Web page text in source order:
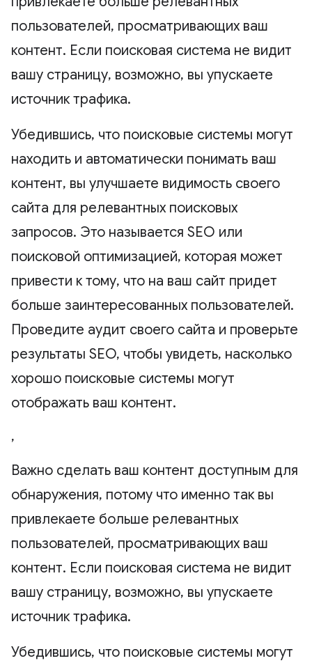
пользователей, просматривающих ваш
контент. Если поисковая система не видит
вашу страницу, возможно, вы упускаете
источник трафика.
Убедившись, что поисковые системы могут
находить и автоматически понимать ваш
контент, вы улучшаете видимость своего
сайта для релевантных поисковых
запросов. Это называется SEO или
поисковой оптимизацией, которая может
привести к тому, что на ваш сайт придет
больше заинтересованных пользователей.
Проведите аудит своего сайта и проверьте
результаты SEO, чтобы увидеть, насколько
хорошо поисковые системы могут
отображать ваш контент.
,
Важно сделать ваш контент доступным для
обнаружения, потому что именно так вы
привлекаете больше релевантных
пользователей, просматривающих ваш
контент. Если поисковая система не видит
вашу страницу, возможно, вы упускаете
источник трафика.
Убедившись, что поисковые системы могут